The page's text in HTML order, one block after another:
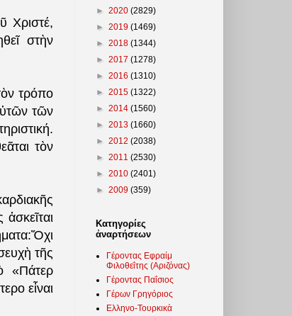
Χριστέ,
στὴν
τρόπο
τῶν
τὸν
τῆς
«Πάτερ
εἶναι
► 2020 (2829)
► 2019 (1469)
► 2018 (1344)
► 2017 (1278)
► 2016 (1310)
► 2015 (1322)
► 2014 (1560)
► 2013 (1660)
► 2012 (2038)
► 2011 (2530)
► 2010 (2401)
► 2009 (359)
Κατηγορίες
ἀναρτήσεων
Γέροντας Εφραίμ
Φιλοθεΐτης (Αριζόνας)
Γέροντας Παΐσιος
Γέρων Γρηγόριος
Ελληνο-Τουρκικὰ